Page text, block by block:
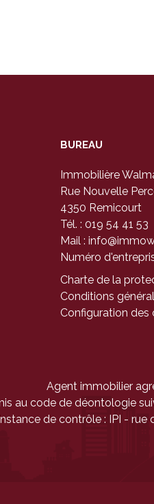
BUREAU
Immobilière
Rue Nouvelle
4350 Remicourt
Tél. : 019 54 41 53
Mail :
Numéro
Charte de la
Conditions
Configuration des
Agent immobilier
au code de déontologie
de contrôle : IPI - rue